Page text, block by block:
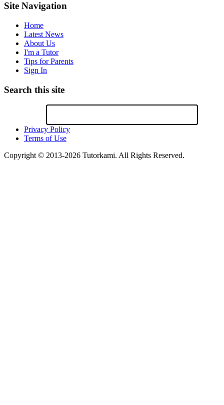
Site Navigation
Home
Latest News
About Us
I'm a Tutor
Tips for Parents
Sign In
Search this site
Privacy Policy
Terms of Use
Copyright © 2013-2026 Tutorkami. All Rights Reserved.